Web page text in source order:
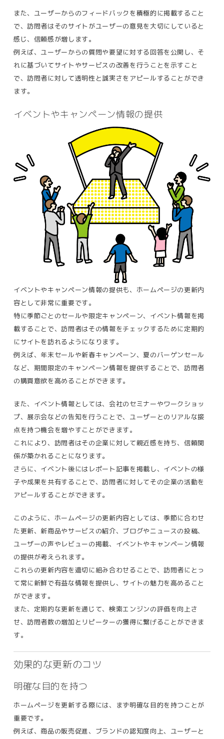
また、ユーザーからのフィードバックを積極的に掲載すること
で、訪問者はそのサイトがユーザーの意見を大切にしていると
感じ、信頼感が増します。
例えば、ユーザーからの質問や要望に対する回答を公開し、そ
れに基づいてサイトやサービスの改善を行うことを示すこと
で、訪問者に対して透明性と誠実さをアピールすることができ
ます​。
イベントやキャンペーン情報の提供
イベントやキャンペーン情報の提供も、ホームページの更新内
容として非常に重要です。
特に季節ごとのセールや限定キャンペーン、イベント情報を掲
載することで、訪問者はその情報をチェックするために定期的
にサイトを訪れるようになります。
例えば、年末セールや新春キャンペーン、夏のバーゲンセール
など、期間限定のキャンペーン情報を提供することで、訪問者
の購買意欲を高めることができます。
また、イベント情報としては、会社のセミナーやワークショッ
プ、展示会などの告知を行うことで、ユーザーとのリアルな接
点を持つ機会を増やすことができます。
これにより、訪問者はその企業に対して親近感を持ち、信頼関
係が築かれることになります。
さらに、イベント後にはレポート記事を掲載し、イベントの様
子や成果を共有することで、訪問者に対してその企業の活動を
アピールすることができます​。
このように、ホームページの更新内容としては、季節に合わせ
た更新、新商品やサービスの紹介、ブログやニュースの投稿、
ユーザーの声やレビューの掲載、イベントやキャンペーン情報
の提供が考えられます。
これらの更新内容を適切に組み合わせることで、訪問者にとっ
て常に新鮮で有益な情報を提供し、サイトの魅力を高めること
ができます。
また、定期的な更新を通じて、検索エンジンの評価を向上さ
せ、訪問者数の増加とリピーターの獲得に繋げることができま
す。
効果的な更新のコツ
明確な目的を持つ
ホームページを更新する際には、まず明確な目的を持つことが
重要です。
例えば、商品の販売促進、ブランドの認知度向上、ユーザーと